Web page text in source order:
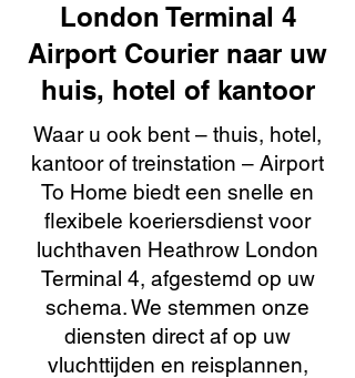
London Terminal 4
Airport Courier naar uw
huis, hotel of kantoor
Waar u ook bent – thuis, hotel,
kantoor of treinstation – Airport
To Home biedt een snelle en
flexibele koeriersdienst voor
luchthaven Heathrow London
Terminal 4, afgestemd op uw
schema. We stemmen onze
diensten direct af op uw
vluchttijden en reisplannen,